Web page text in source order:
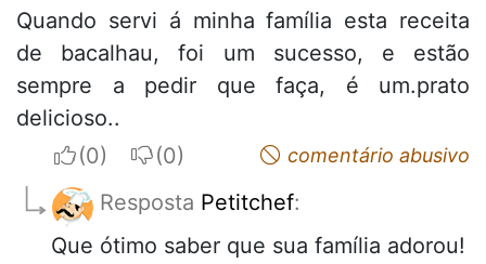
Quando servi á minha família esta receita
de bacalhau, foi um sucesso, e estão
sempre a pedir que faça, é um.prato
delicioso..
I apreciateI do not appreciatecomentário abusivo
Resposta Petitchef:
Que ótimo saber que sua família adorou!